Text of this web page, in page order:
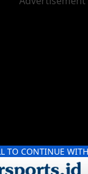
TO CONTINUE